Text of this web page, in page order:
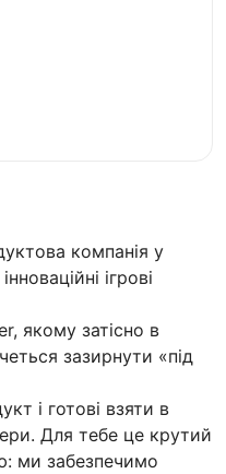
компанія у
ігрові
якому затісно в
зазирнути «під
і готові взяти в
Для тебе це крутий
ми забезпечимо